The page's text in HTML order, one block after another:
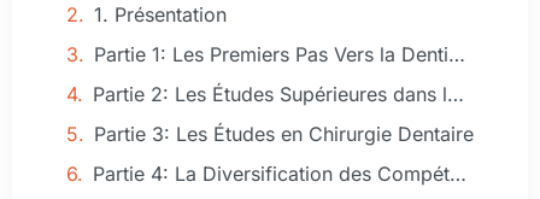
1. Présentation
Partie 1: Les Premiers Pas Vers la Dentisterie
Partie 2: Les Études Supérieures dans le Domaine de la Santé
Partie 3: Les Études en Chirurgie Dentaire
Partie 4: La Diversification des Compétences en Dentisterie